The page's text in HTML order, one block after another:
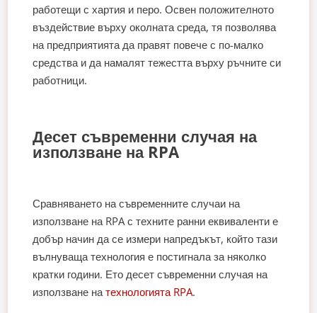
работещи с хартия и перо. Освен положителното
въздействие върху околната среда, тя позволява
на предприятията да правят повече с по-малко
средства и да намалят тежестта върху ръчните си
работници.
Десет съвременни случая на
използване на RPA
Сравняването на съвременните случаи на
използване на RPA с техните ранни еквиваленти е
добър начин да се измери напредъкът, който тази
вълнуваща технология е постигнала за няколко
кратки години. Ето десет съвременни случая на
използване натехнологията RPA.